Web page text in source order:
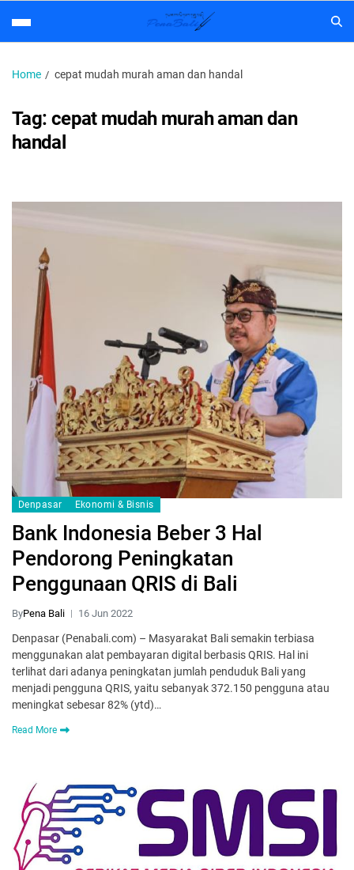
Home cepat mudah murah aman dan handal
Tag: cepat mudah murah aman dan
handal
Denpasar Ekonomi & Bisnis
Bank Indonesia Beber 3 Hal
Pendorong Peningkatan
Penggunaan QRIS di Bali
ByPena Bali 16 Jun 2022
Denpasar (Penabali.com) – Masyarakat Bali semakin terbiasa
menggunakan alat pembayaran digital berbasis QRIS. Hal ini
terlihat dari adanya peningkatan jumlah penduduk Bali yang
menjadi pengguna QRIS, yaitu sebanyak 372.150 pengguna atau
meningkat sebesar 82% (ytd)…
Read More